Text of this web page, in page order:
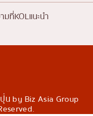
มที่KOLแนะนำ
by Biz Asia Group